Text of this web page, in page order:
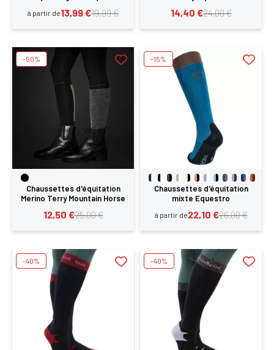
à partir de 19,99 €
13,99 € 24,00 €
14,40 €
Chaussettes d'équitation
Merino Terry Mountain Horse
25,00 €
12,50 €
-50%
Chaussettes d'équitation
mixte Equestro
à partir de 26,00 €
22,10 €
-15%
-40% -40%